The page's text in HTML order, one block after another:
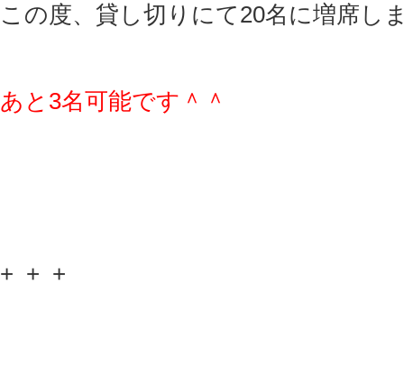
この度、貸し切りにて20名に増席し
あと3名可能です＾＾
+ + +